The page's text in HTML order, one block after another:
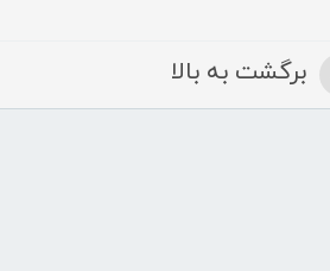
برگشت به بالا